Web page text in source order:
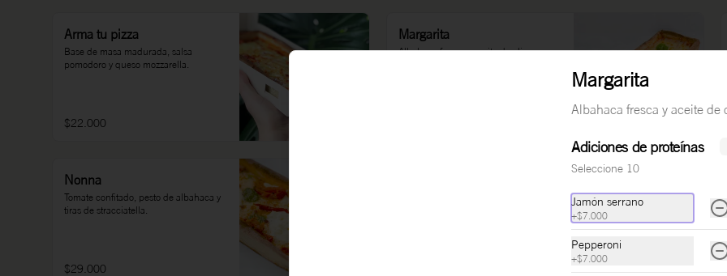
Arma tu pizza
Base de masa madurada, salsa
pomodoro y queso mozzarella.
$22.000
Margarita
Albahaca fresca y aceite de oliva.
Nonna
Tomate confitado, pesto de albahaca y
tiras de stracciatella.
$29.000
Margarita
Albahaca fresca y aceite de
Adiciones de proteínas
Seleccione 10
Jamón serrano
+$7.000
Pepperoni
+$7.000